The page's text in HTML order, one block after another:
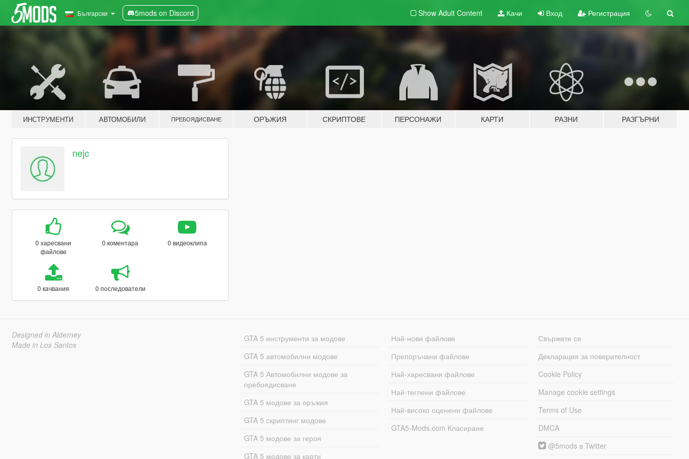
Български 5mods on Discord Show Adult Content Качи Вход Регистрация
ИНСТРУМЕНТИ АВТОМОБИЛИ ПРЕБОЯДИСВАНЕ ОРЪЖИЯ СКРИПТОВЕ ПЕРСОНАЖИ КАРТИ РАЗНИ РАЗГЪРНИ
nejc
0 харесвани
файлове
0 коментара 0 видеоклипа
0 качвания 0 последователи
Designed in Alderney
Made in Los Santos
GTA 5 инструменти за модове
GTA 5 автомобилни модове
GTA 5 Автомобилни модове за
пребоядисване
GTA 5 модове за оръжия
GTA 5 скриптинг модове
GTA 5 модове за героя
GTA 5 модове за карти
Най-нови файлове
Препоръчани файлове
Най-харесвани файлове
Най-теглени файлове
Най-високо оценени файлове
GTA5-Mods.com Класиране
Свържете се
Декларация за поверителност
Cookie Policy
Manage cookie settings
Terms of Use
DMCA
@5mods в Twitter